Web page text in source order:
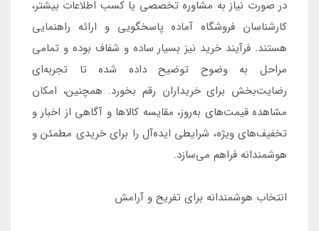
در صورت نیاز به مشاوره تخصصی یا کسب اطلاعات بیشتر،
کارشناسان فروشگاه آماده پاسخگویی و ارائه راهنمایی
هستند. فرآیند خرید نیز بسیار ساده و شفاف بوده و تمامی
مراحل به وضوح توضیح داده شده تا تجربه‌ای
رضایت‌بخش برای خریداران رقم بخورد. همچنین، امکان
مشاهده قیمت‌های به‌روز، مقایسه کالاها و آگاهی از اخبار و
تخفیف‌های ویژه، شرایطی ایده‌آل را برای خریدی مطمئن و
هوشمندانه فراهم می‌سازد.
انتخاب هوشمندانه برای تفریح و آرامش